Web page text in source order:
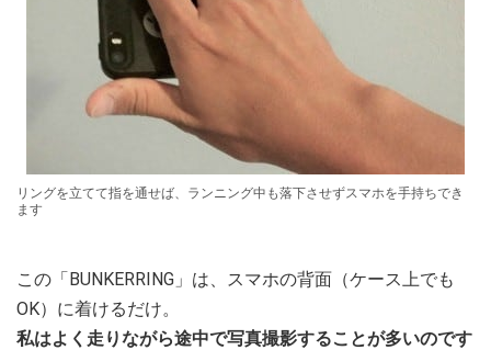
リングを立てて指を通せば、ランニング中も落下させずスマホを手持ちでき
ます
この「BUNKERRING」は、スマホの背面（ケース上でも
OK）に着けるだけ。
私はよく走りながら途中で写真撮影することが多いのです